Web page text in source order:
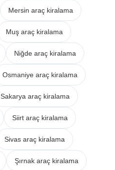
Mersin araç kiralama
Muş araç kiralama
Niğde araç kiralama
Osmaniye araç kiralama
Sakarya araç kiralama
Siirt araç kiralama
Sivas araç kiralama
Şırnak araç kiralama